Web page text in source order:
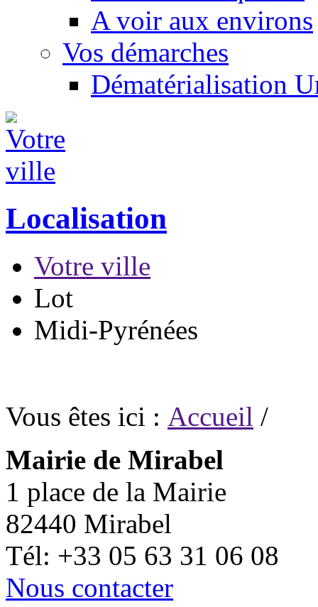
A voir aux environs
Vos démarches
Dématérialisation
Localisation
Votre ville
Lot
Midi-Pyrénées
Vous êtes ici : Accueil /
Mairie de Mirabel
1 place de la Mairie
82440 Mirabel
Tél: +33 05 63 31 06 08
Nous contacter